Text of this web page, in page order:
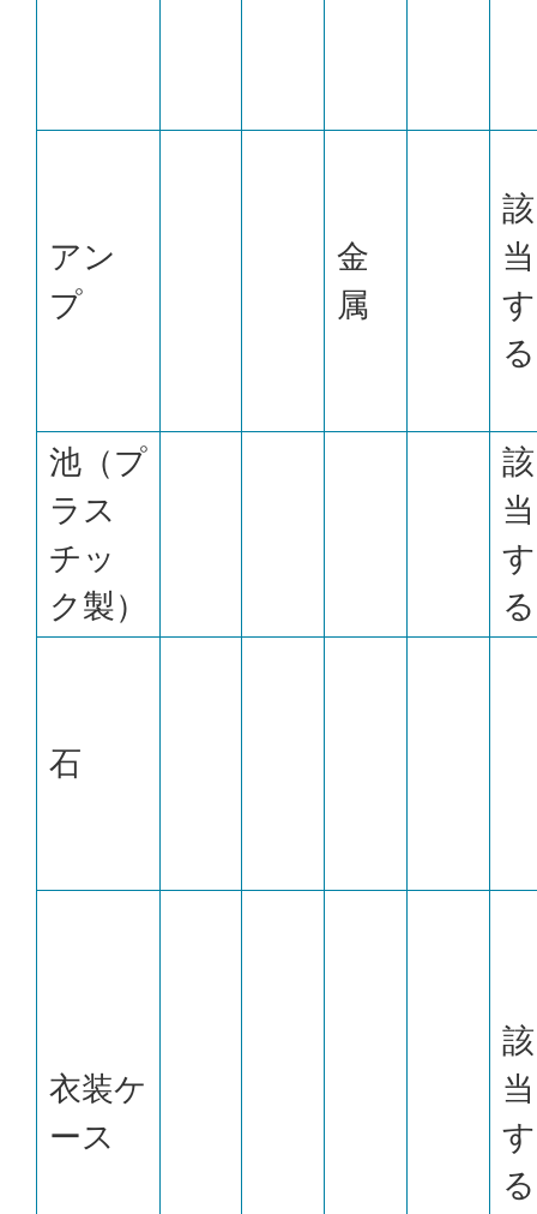
アン
プ
金
属
該
当
す
る
池（プ
ラス
チッ
ク製）
該
当
す
る
石
衣装ケ
ース
該
当
す
る